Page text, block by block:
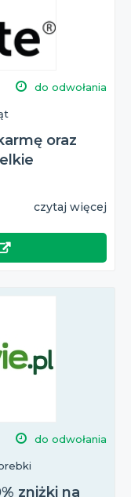
do odwołania
oraz
czytaj więcej
do odwołania
zniżki na